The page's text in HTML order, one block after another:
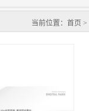
当前位置： 首页 >